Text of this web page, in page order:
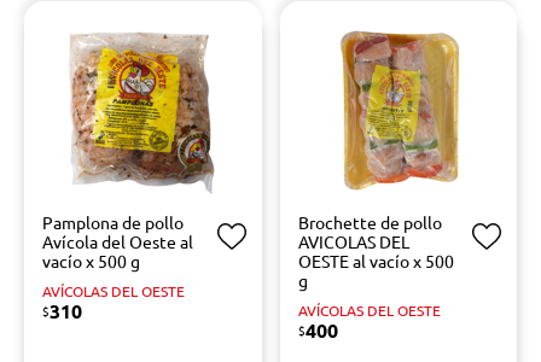
Pamplona de pollo
Avícola del Oeste al
vacío x 500 g
AVÍCOLAS DEL OESTE
$310
Brochette de pollo
AVICOLAS DEL
OESTE al vacío x 500
g
AVÍCOLAS DEL OESTE
$400